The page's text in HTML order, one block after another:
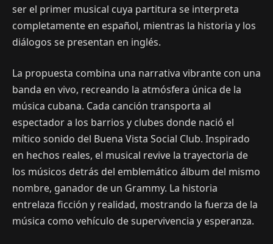
ser el primer musical cuya partitura se interpreta
completamente en español, mientras la historia y los
diálogos se presentan en inglés.
La propuesta combina una narrativa vibrante con una
banda en vivo, recreando la atmósfera única de la
música cubana. Cada canción transporta al
espectador a los barrios y clubes donde nació el
mítico sonido del Buena Vista Social Club. Inspirado
en hechos reales, el musical revive la trayectoria de
los músicos detrás del emblemático álbum del mismo
nombre, ganador de un Grammy. La historia
entrelaza ficción y realidad, mostrando la fuerza de la
música como vehículo de supervivencia y esperanza.